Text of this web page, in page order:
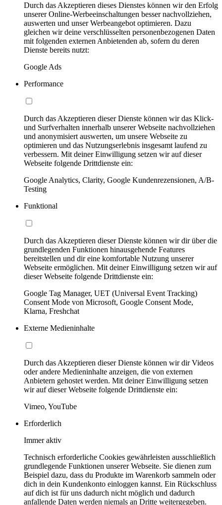
Durch das Akzeptieren dieses Dienstes können wir den Erfolg
unserer Online-Werbeeinschaltungen besser nachvollziehen,
auswerten und unser Werbeangebot optimieren. Dazu
gleichen wir deine verschlüsselten personenbezogenen Daten
mit folgenden externen Anbietenden ab, sofern du deren
Dienste bereits nutzt:
Google Ads
Performance
Durch das Akzeptieren dieser Dienste können wir das Klick-
und Surfverhalten innerhalb unserer Webseite nachvollziehen
und anonymisiert auswerten, um unsere Webseite zu
optimieren und das Nutzungserlebnis insgesamt laufend zu
verbessern. Mit deiner Einwilligung setzen wir auf dieser
Webseite folgende Drittdienste ein:
Google Analytics, Clarity, Google Kundenrezensionen, A/B-
Testing
Funktional
Durch das Akzeptieren dieser Dienste können wir dir über die
grundlegenden Funktionen hinausgehende Features
bereitstellen und dir eine komfortable Nutzung unserer
Webseite ermöglichen. Mit deiner Einwilligung setzen wir auf
dieser Webseite folgende Drittdienste ein:
Google Tag Manager, UET (Universal Event Tracking)
Consent Mode von Microsoft, Google Consent Mode,
Klarna, Freshchat
Externe Medieninhalte
Durch das Akzeptieren dieser Dienste können wir dir Videos
oder andere Medieninhalte anzeigen, die von externen
Anbietern gehostet werden. Mit deiner Einwilligung setzen
wir auf dieser Webseite folgende Drittdienste ein:
Vimeo, YouTube
Erforderlich
Immer aktiv
Technisch erforderliche Cookies gewährleisten ausschließlich
grundlegende Funktionen unserer Webseite. Sie dienen zum
Beispiel dazu, dass du Produkte im Warenkorb sammeln oder
dich in dein Kundenkonto einloggen kannst. Ein Rückschluss
auf dich ist für uns dadurch nicht möglich und dadurch
anfallende Daten werden niemals an Dritte weitergegeben.